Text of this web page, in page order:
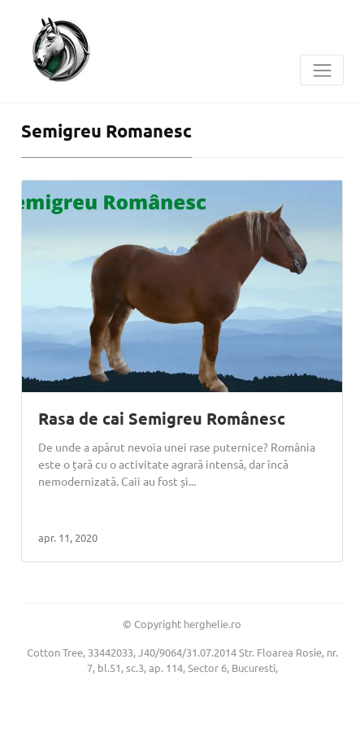
Semigreu Romanesc
Rasa de cai Semigreu Românesc
De unde a apărut nevoia unei rase puternice? România
este o țară cu o activitate agrară intensă, dar încă
nemodernizată. Caii au fost și...
apr. 11, 2020
© Copyright herghelie.ro
Cotton Tree, 33442033, J40/9064/31.07.2014 Str. Floarea Rosie, nr.
7, bl.51, sc.3, ap. 114, Sector 6, Bucuresti,